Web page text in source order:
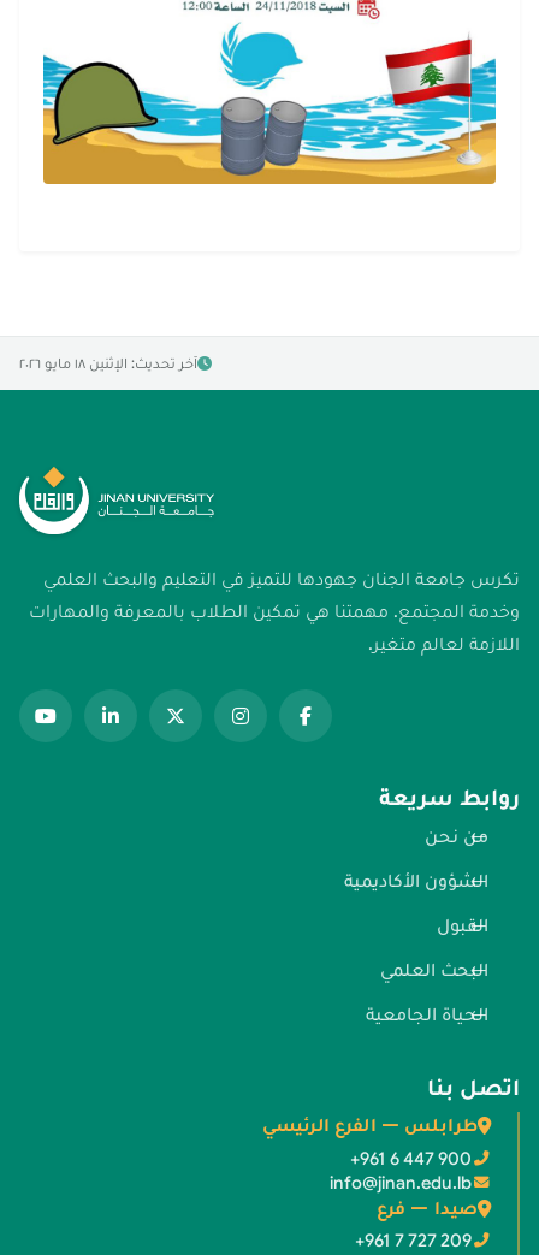
آخر تحديث: الإثنين ١٨ مايو ٢٠٢٦
تكرس جامعة الجنان جهودها للتميز في التعليم والبحث العلمي
وخدمة المجتمع. مهمتنا هي تمكين الطلاب بالمعرفة والمهارات
اللازمة لعالم متغير.
روابط سريعة
من نحن
الشؤون الأكاديمية
القبول
البحث العلمي
الحياة الجامعية
اتصل بنا
طرابلس — الفرع الرئيسي
+961 6 447 900
info@jinan.edu.lb
صيدا — فرع
+961 7 727 209